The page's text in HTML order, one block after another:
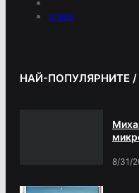
press
НАЙ-ПОПУЛЯРНИТЕ /
8/31/